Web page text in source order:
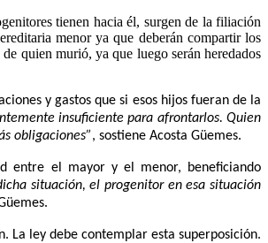
tienen hacia él, surgen de la filiación
menorya que deberán compartir los
de quien murió, ya que luego serán heredados
y gastos que si esos hijos fueran de la
insuficiente para afrontarlos. Quien
obligaciones”, sostiene Acosta Güemes.
entre el mayor y el menor, beneficiando
situación, el progenitor en esa situación
La ley debe contemplar esta superposición.